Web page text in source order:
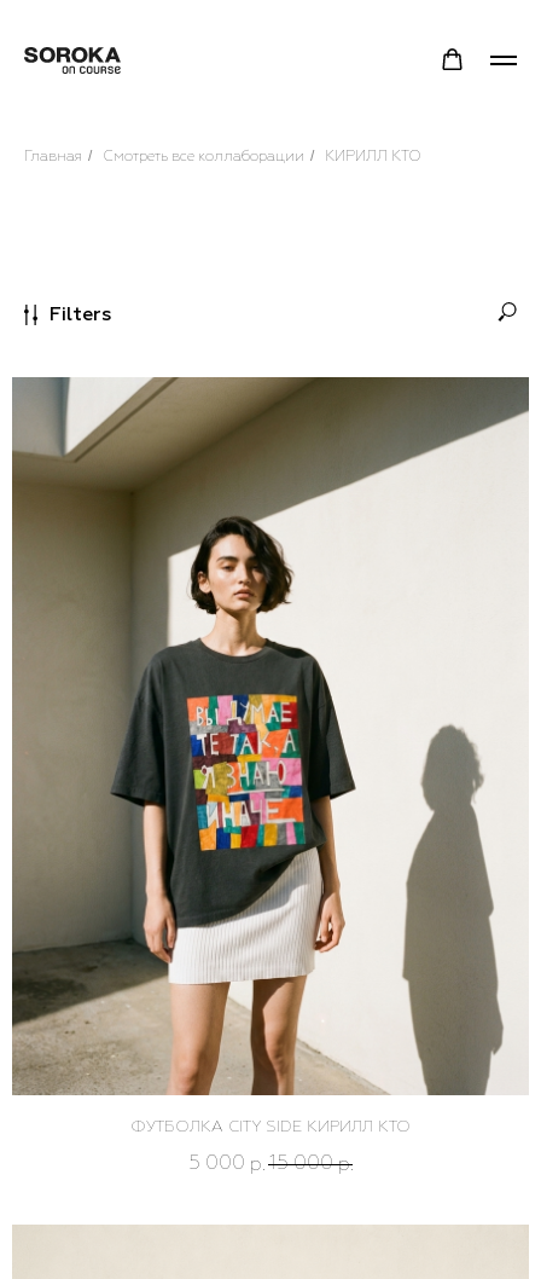
Главная / Смотреть все коллаборации / КИРИЛЛ КТО
Filters
ФУТБОЛКА CITY SIDE КИРИЛЛ КТО
5 000 р.15 000 р.